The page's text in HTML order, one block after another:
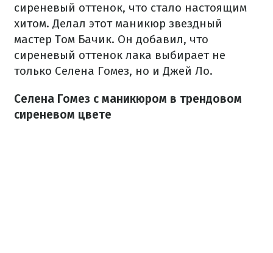
сиреневый оттенок, что стало настоящим
хитом. Делал этот маникюр звездный
мастер Том Бачик. Он добавил, что
сиреневый оттенок лака выбирает не
только Селена Гомез, но и Джей Ло.
Селена Гомез с маникюром в трендовом
сиреневом цвете